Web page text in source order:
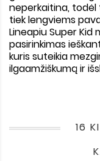
neperkaitina, todėl
tiek lengviems
LineapiuSuper Kid
pasirinkimas
kuris suteikia
ilgaamžiškumą ir
16